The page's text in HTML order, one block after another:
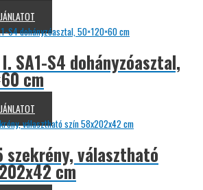
I. SA1-S4 dohányzóasztal,
cm
szekrény, választható
cm